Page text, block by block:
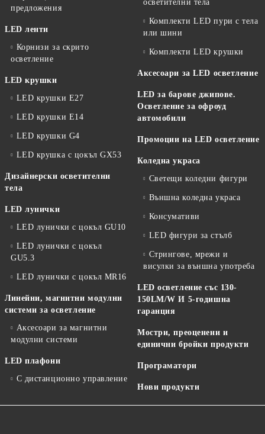
предложения
LED ленти
Корнизи за скрито
осветление
LED крушки
LED крушки E27
LED крушки E14
LED крушки G4
LED крушка с цокъл GX53
Дизайнерски осветителни
тела
LED лунички
LED лунички с цокъл GU10
LED лунички с цокъл
GU5.3
LED лунички с цокъл MR16
Линейни, магнитни модулни
системи за осветление
Аксесоари за магнитни
модулни системи
LED плафони
С дистанционно управление
осветителни тела
Комплекти LED пури с тела
или шини
Комплекти LED крушки
Аксесоари за LED осветление
LED за барове джипове.
Осветление за офроуд
автомобили
Промоции на LED осветление
Коледна украса
Светещи коледни фигури
Външна коледна украса
Консумативи
LED фигури за стълб
Стрингове, мрежи и
висулки за външна употреба
LED осветление със 130-
150LM/W И 5-годишна
гаранция
Мостри, преоценени и
единични бройки продукти
Програматори
Нови продукти